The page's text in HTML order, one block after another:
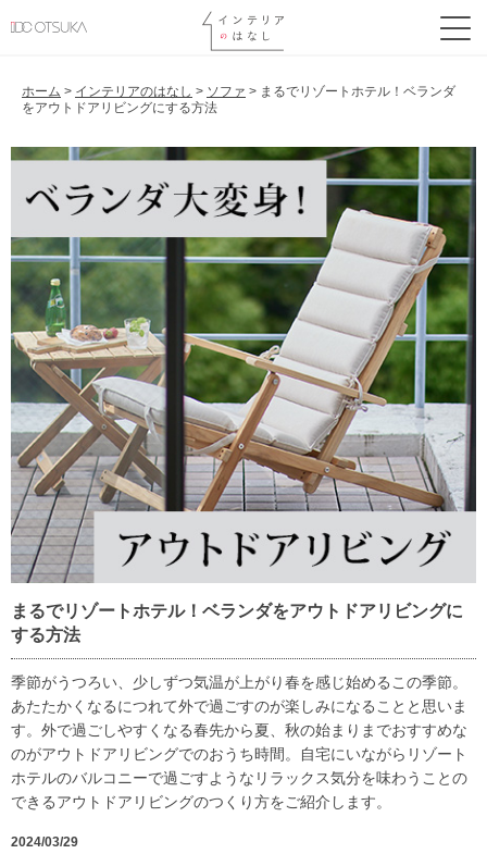
ホーム > インテリアのはなし > ソファ > まるでリゾートホテル！ベランダ
をアウトドアリビングにする方法
まるでリゾートホテル！ベランダをアウトドアリビングに
する方法
季節がうつろい、少しずつ気温が上がり春を感じ始めるこの季節。
あたたかくなるにつれて外で過ごすのが楽しみになることと思いま
す。外で過ごしやすくなる春先から夏、秋の始まりまでおすすめな
のがアウトドアリビングでのおうち時間。自宅にいながらリゾート
ホテルのバルコニーで過ごすようなリラックス気分を味わうことの
できるアウトドアリビングのつくり方をご紹介します。
2024/03/29